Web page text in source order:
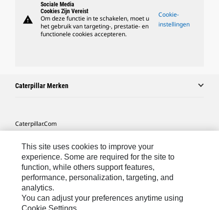
warning
Sociale Media
Cookies Zijn Vereist
Om deze functie in te schakelen, moet u
het gebruik van targeting-, prestatie- en
functionele cookies accepteren.
Cookie-
instellingen
Caterpillar Merken
Caterpillar.com
Mijn Marketingvoorkeuren
Site Map
Cookie Settings
Legal
This site uses cookies to improve your
experience. Some are required for the site to
function, while others support features,
performance, personalization, targeting, and
analytics.
You can adjust your preferences anytime using
Cookie Settings.